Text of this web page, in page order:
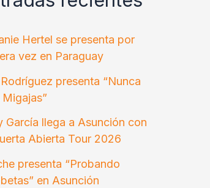
Hertel se presenta por
vez en Paraguay
presenta “Nunca
García llega a Asunción con
Abierta Tour 2026
presenta “Probando
en Asunción